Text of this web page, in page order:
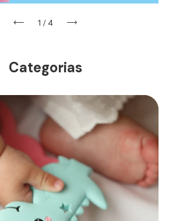
1 /4
Categorias